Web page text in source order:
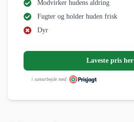
Modvirker hudens aldring
Fugter og holder huden frisk
Dyr
Laveste pris her
i samarbejde med